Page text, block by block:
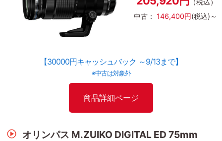
（税込）
中古： 146,400円(税込)～
【30000円キャッシュバック ～9/13まで】
※中古は対象外
商品詳細ページ
オリンパス M.ZUIKO DIGITAL ED 75mm